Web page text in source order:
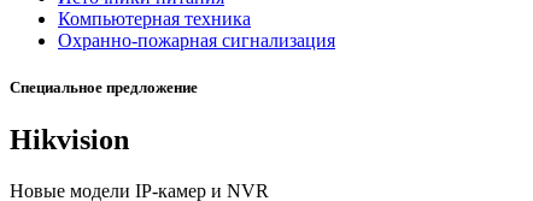
Компьютерная техника
Охранно-пожарная сигнализация
Специальное предложение
Hikvision
Новые модели IP-камер и NVR